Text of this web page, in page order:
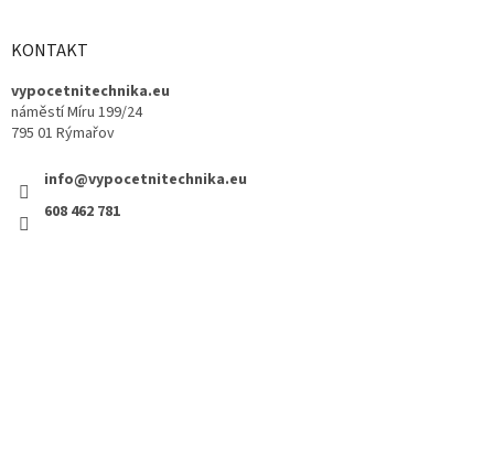
KONTAKT
vypocetnitechnika.eu
náměstí Míru 199/24
795 01 Rýmařov
info@vypocetnitechnika.eu
608 462 781